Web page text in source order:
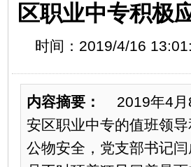
区职业中专积极
时间：2019/4/16
内容摘要：
2019年4月
安区职业中专的值班领
公物安全，党支部书记